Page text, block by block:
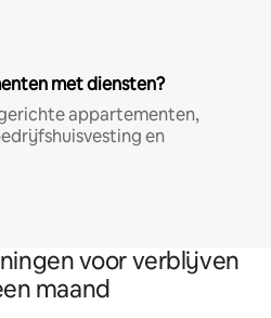
met diensten?
appartementen,
en
voor verblijven
maand